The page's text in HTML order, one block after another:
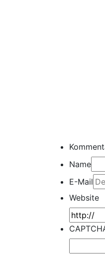
Name
E-Mail
Website